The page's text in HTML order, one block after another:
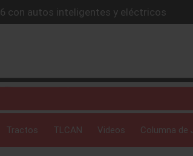
con autos inteligentes y eléctricos
eléctricos y acelera su estrategia
del Oso en México
o gratis” y sacude la postventa
más de 1,000 km
Tractos TLCAN Videos Columna de